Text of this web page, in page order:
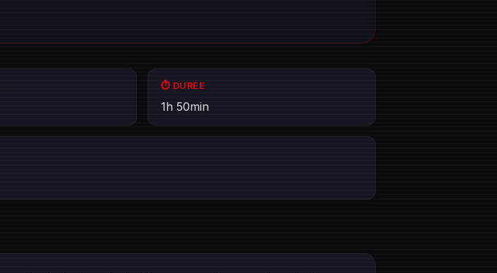
⏱️ DURÉE
1h 50min